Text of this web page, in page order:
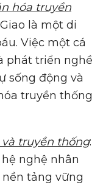
hóa truyền
là một di
Việc một cá
phát triển nghề
sống động và
truyền thống
truyền thống:
nghệ nhân
tảng vững